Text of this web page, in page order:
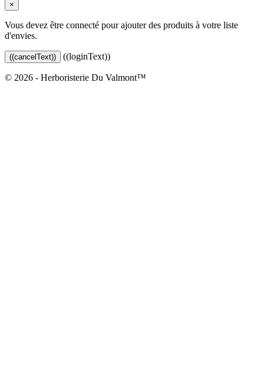
×
Vous devez être connecté pour ajouter des produits à votre liste
d'envies.
((cancelText)) ((loginText))
© 2026 - Herboristerie Du Valmont™